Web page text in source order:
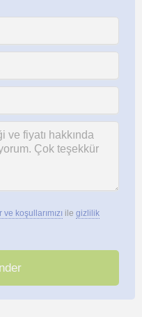
ve koşullarımızı ile gizlilik